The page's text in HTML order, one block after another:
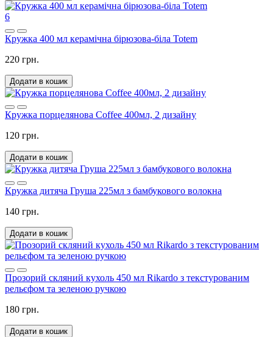
6
Кружка 400 мл керамічна бірюзова-біла Totem
220 грн.
Додати в кошик
Кружка порцелянова Coffeе 400мл, 2 дизайну
120 грн.
Додати в кошик
Кружка дитяча Груша 225мл з бамбукового волокна
140 грн.
Додати в кошик
Прозорий скляний кухоль 450 мл Rikardo з текстурованим
рельєфом та зеленою ручкою
180 грн.
Додати в кошик